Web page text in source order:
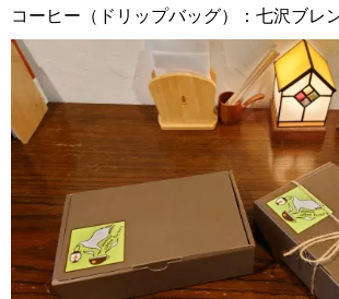
コーヒー（ドリップバッグ）：七沢ブ